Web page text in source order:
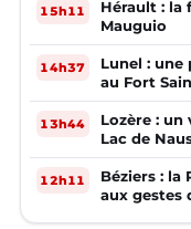
15h11
Hérault : la
Mauguio
14h37
Lunel : une
au Fort
13h44
Lozère :
Lac de
12h11
Béziers :
aux gestes